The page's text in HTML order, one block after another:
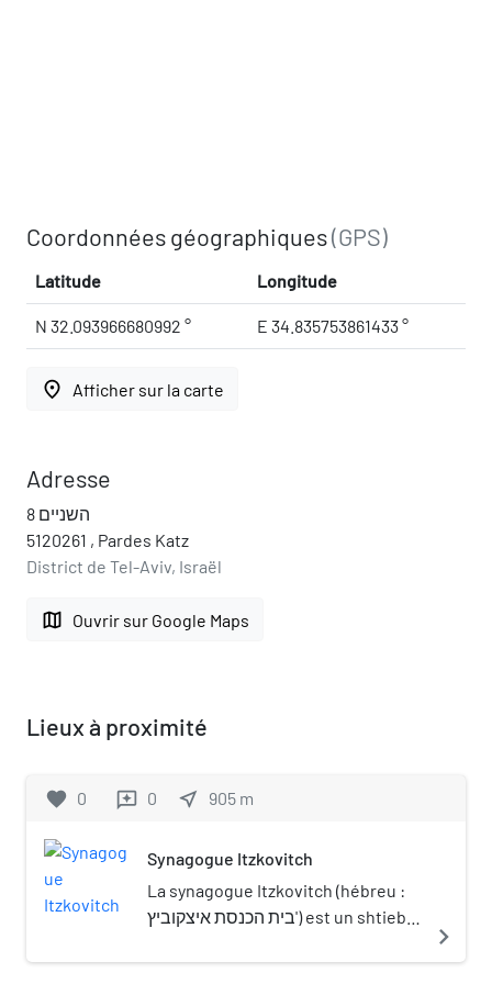
Coordonnées géographiques(GPS)
Latitude Longitude
N 32.093966680992 ° E 34.835753861433 °
place Afficher sur la carte
Adresse
השניים 8
5120261 , Pardes Katz
District de Tel-Aviv, Israël
map Ouvrir sur Google Maps
Lieux à proximité
favorite 0 reviews 0 near_me 905 m
Synagogue Itzkovitch
La synagogue Itzkovitch (hébreu :
בית הכנסת איצקוביץ') est un shtiebel
centre-ville de Bnei Brak, en Israël.
navigate_next